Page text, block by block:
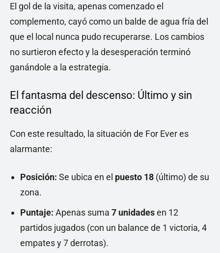
El gol de la visita, apenas comenzado el
complemento, cayó como un balde de agua fría del
que el local nunca pudo recuperarse. Los cambios
no surtieron efecto y la desesperación terminó
ganándole a la estrategia.
El fantasma del descenso: Último y sin
reacción
Con este resultado, la situación de For Ever es
alarmante:
Posición: Se ubica en el puesto 18 (último) de su
zona.
Puntaje: Apenas suma 7 unidadesen 12
partidos jugados (con un balance de 1 victoria, 4
empates y 7 derrotas).